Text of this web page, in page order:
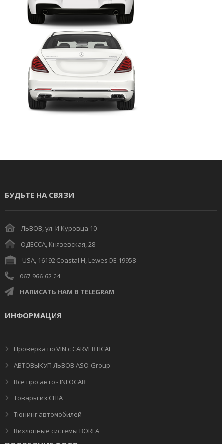
БУДЬТЕ НА СВЯЗИ
ЛЬВОВ, ул. И Куровца 10
ОДЕССА, Князевская, 28
USA, 16192 Coastal H, Lewes DE 19958
067-966-62-24
НАПИСАТЬ НАМ В TELEGRAM
ИНФОРМАЦИЯ
Проверка по VIN с CARVERTICAL
АВТОВЫКУП ЛЬВОВ ASO-Group
Всё про авто - INFOCAR
Товары из США
Тюнинг автомобилей
Вихлопные системы BORLA